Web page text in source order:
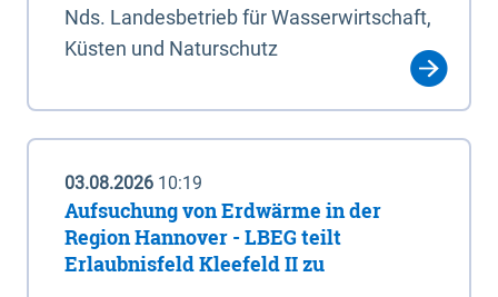
Nds. Landesbetrieb für Wasserwirtschaft,
Küsten und Naturschutz
03.08.2026 10:19
Aufsuchung von Erdwärme in der
Region Hannover - LBEG teilt
Erlaubnisfeld Kleefeld II zu